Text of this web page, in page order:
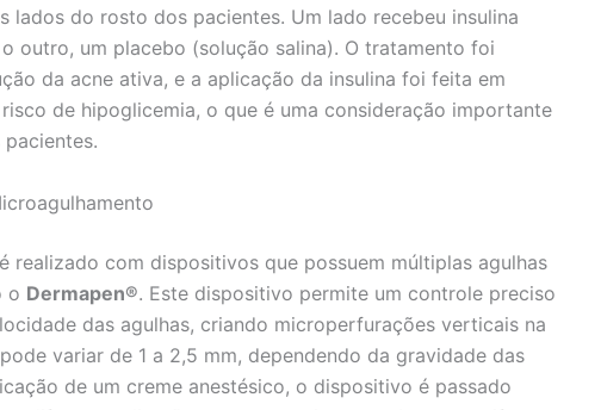
lados do rosto dos pacientes. Um lado recebeu insulina
outro, um placebo (solução salina). O tratamento foi
da acne ativa, e a aplicação da insulina foi feita em
de hipoglicemia, o que é uma consideração importante
realizado com dispositivos que possuem múltiplas agulhas
o Dermapen®. Este dispositivo permite um controle preciso
das agulhas, criando microperfurações verticais na
variar de 1 a 2,5 mm, dependendo da gravidade das
de um creme anestésico, o dispositivo é passado